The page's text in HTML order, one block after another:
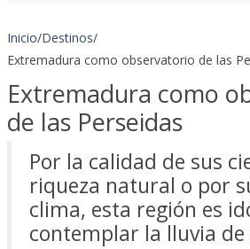
Inicio/Destinos/
Extremadura como observatorio de las
Extremadura como
de las Perseidas
Por la calidad de sus
riqueza natural o por
clima, esta región es
contemplar la lluvia